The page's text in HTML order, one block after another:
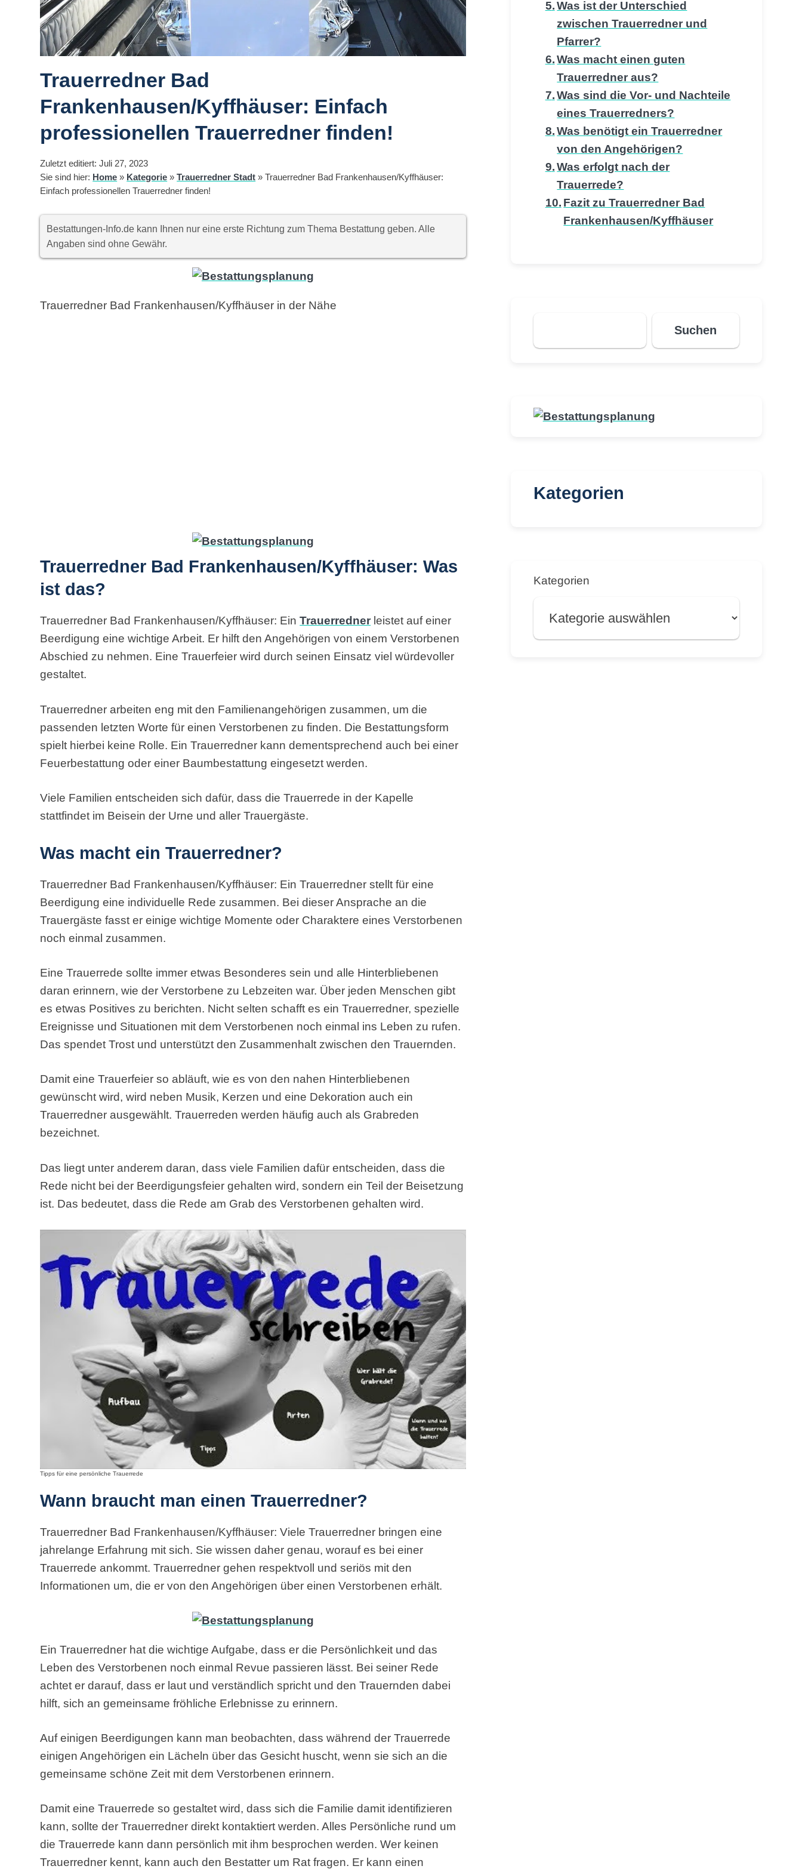
Trauerredner Bad
Frankenhausen/Kyffhäuser: Einfach
professionellen Trauerredner finden!
Zuletzt editiert: Juli 27, 2023
Sie sind hier: Home » Kategorie »Trauerredner Stadt »Trauerredner Bad Frankenhausen/Kyffhäuser:
Einfach professionellen Trauerredner finden!
Bestattungen-Info.de kann Ihnen nur eine erste Richtung zum Thema Bestattung geben. Alle
Angaben sind ohne Gewähr.
Trauerredner Bad Frankenhausen/Kyffhäuser in der Nähe
Trauerredner Bad Frankenhausen/Kyffhäuser: Was
ist das?
Trauerredner Bad Frankenhausen/Kyffhäuser: EinTrauerredner leistet auf einer
Beerdigung eine wichtige Arbeit. Er hilft den Angehörigen von einem Verstorbenen
Abschied zu nehmen. Eine Trauerfeier wird durch seinen Einsatz viel würdevoller
gestaltet.
Trauerredner arbeiten eng mit den Familienangehörigen zusammen, um die
passenden letzten Worte für einen Verstorbenen zu finden. Die Bestattungsform
spielt hierbei keine Rolle. Ein Trauerredner kann dementsprechend auch bei einer
Feuerbestattung oder einer Baumbestattung eingesetzt werden.
Viele Familien entscheiden sich dafür, dass die Trauerrede in der Kapelle
stattfindet im Beisein der Urne und aller Trauergäste.
Was macht ein Trauerredner?
Trauerredner Bad Frankenhausen/Kyffhäuser: Ein Trauerredner stellt für eine
Beerdigung eine individuelle Rede zusammen. Bei dieser Ansprache an die
Trauergäste fasst er einige wichtige Momente oder Charaktere eines Verstorbenen
noch einmal zusammen.
Eine Trauerrede sollte immer etwas Besonderes sein und alle Hinterbliebenen
daran erinnern, wie der Verstorbene zu Lebzeiten war. Über jeden Menschen gibt
es etwas Positives zu berichten. Nicht selten schafft es ein Trauerredner, spezielle
Ereignisse und Situationen mit dem Verstorbenen noch einmal ins Leben zu rufen.
Das spendet Trost und unterstützt den Zusammenhalt zwischen den Trauernden.
Damit eine Trauerfeier so abläuft, wie es von den nahen Hinterbliebenen
gewünscht wird, wird neben Musik, Kerzen und eine Dekoration auch ein
Trauerredner ausgewählt. Trauerreden werden häufig auch als Grabreden
bezeichnet.
Das liegt unter anderem daran, dass viele Familien dafür entscheiden, dass die
Rede nicht bei der Beerdigungsfeier gehalten wird, sondern ein Teil der Beisetzung
ist. Das bedeutet, dass die Rede am Grab des Verstorbenen gehalten wird.
Tipps für eine persönliche Trauerrede
Wann braucht man einen Trauerredner?
Trauerredner Bad Frankenhausen/Kyffhäuser: Viele Trauerredner bringen eine
jahrelange Erfahrung mit sich. Sie wissen daher genau, worauf es bei einer
Trauerrede ankommt. Trauerredner gehen respektvoll und seriös mit den
Informationen um, die er von den Angehörigen über einen Verstorbenen erhält.
Ein Trauerredner hat die wichtige Aufgabe, dass er die Persönlichkeit und das
Leben des Verstorbenen noch einmal Revue passieren lässt. Bei seiner Rede
achtet er darauf, dass er laut und verständlich spricht und den Trauernden dabei
hilft, sich an gemeinsame fröhliche Erlebnisse zu erinnern.
Auf einigen Beerdigungen kann man beobachten, dass während der Trauerrede
einigen Angehörigen ein Lächeln über das Gesicht huscht, wenn sie sich an die
gemeinsame schöne Zeit mit dem Verstorbenen erinnern.
Damit eine Trauerrede so gestaltet wird, dass sich die Familie damit identifizieren
kann, sollte der Trauerredner direkt kontaktiert werden. Alles Persönliche rund um
die Trauerrede kann dann persönlich mit ihm besprochen werden. Wer keinen
Trauerredner kennt, kann auch den Bestatter um Rat fragen. Er kann einen
Was ist der Unterschied
zwischen Trauerredner und
Pfarrer?
Was macht einen guten
Trauerredner aus?
Was sind die Vor- und Nachteile
eines Trauerredners?
Was benötigt ein Trauerredner
von den Angehörigen?
Was erfolgt nach der
Trauerrede?
Fazit zu Trauerredner Bad
Frankenhausen/Kyffhäuser
Suchen
Suchen
Kategorien
Kategorien